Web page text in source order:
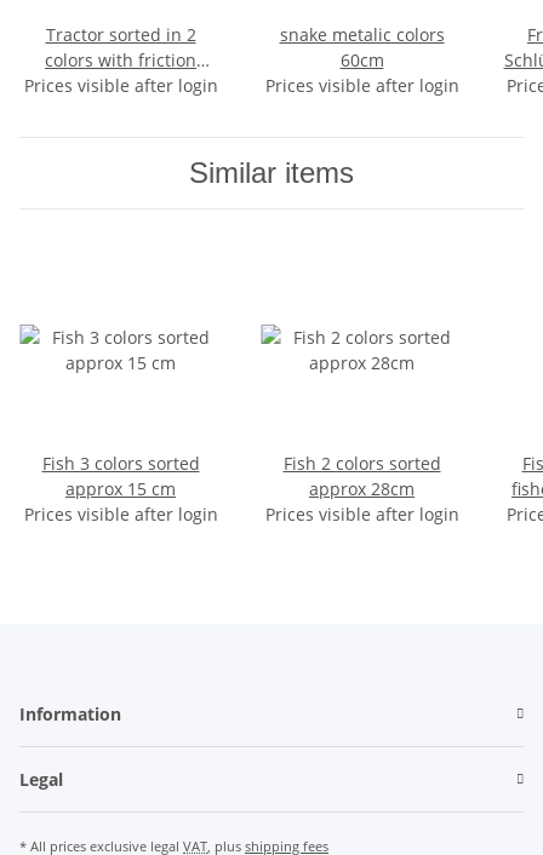
Tractor sorted in 2
colors with friction
approx. 14 cm
Prices visible after login
snake metalic colors
60cm
Prices visible after login
Similar items
Fish 3 colors sorted
approx 15 cm
Prices visible after login
Fish 2 colors sorted
approx 28cm
Prices visible after login
Information
Legal
* All prices exclusive legal VAT, plus shipping fees